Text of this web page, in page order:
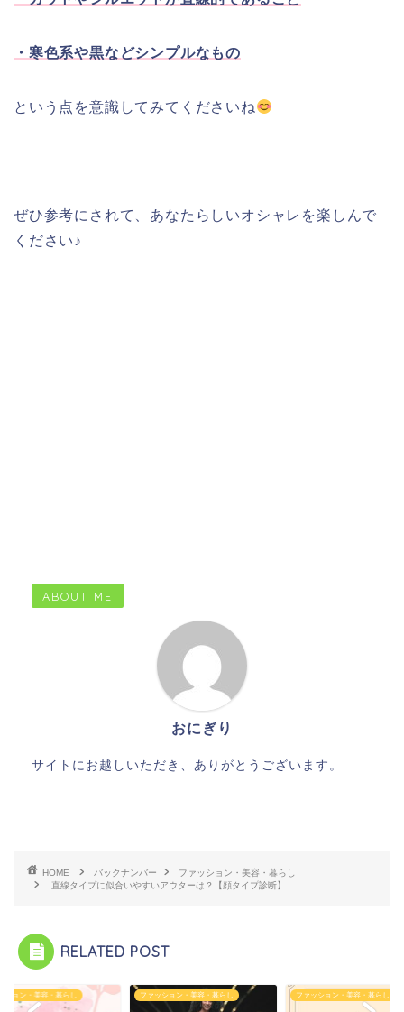
・寒色系や黒などシンプルなもの
という点を意識してみてくださいね
ぜひ参考にされて、あなたらしいオシャレを楽しんで
ください♪
ABOUT ME
おにぎり
サイトにお越しいただき、ありがとうございます。
HOME バックナンバー
ファッション・美容・暮らし
直線タイプに似合いやすいアウターは？【顔タイプ診断】
RELATED POST
ション・美容・暮らし ファッション・美容・暮らし ファッション・美容・暮らし